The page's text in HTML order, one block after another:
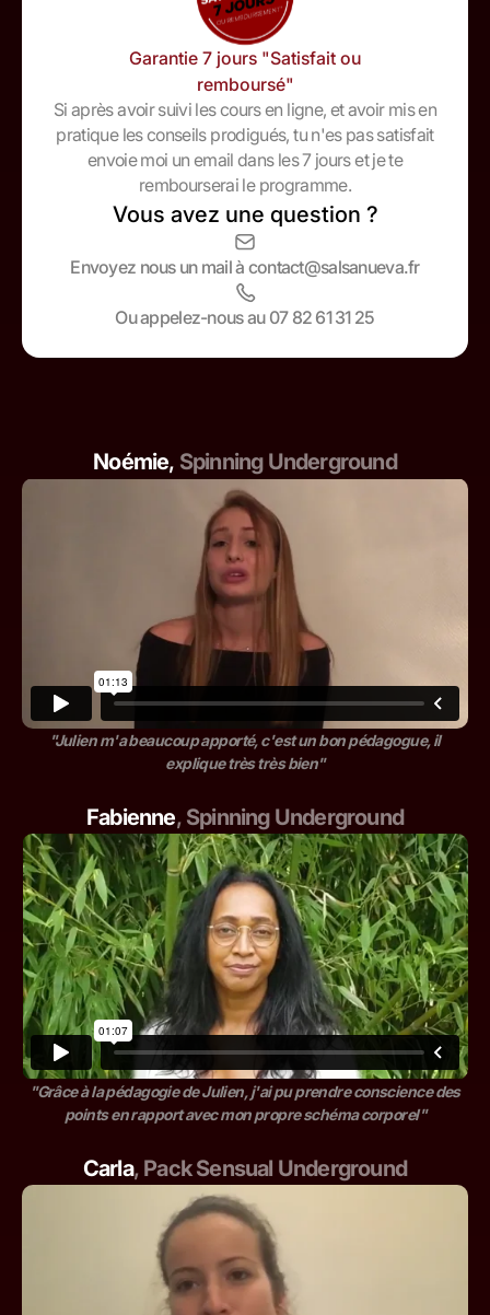
Garantie 7 jours "Satisfait ou
remboursé"
Si après avoir suivi les cours en ligne, et avoir mis en
pratique les conseils prodigués, tu n'es pas satisfait
envoie moi un email dans les 7 jours et je te
rembourserai le programme.
Vous avez une question ?
Envoyez nous un mail à contact@salsanueva.fr
Ou appelez-nous au 07 82 61 31 25
Noémie, Spinning Underground
"Julien m'a beaucoup apporté, c'est un bon pédagogue, il
explique très très bien"
Fabienne, Spinning Underground
"Grâce à la pédagogie de Julien, j'ai pu prendre conscience des
points en rapport avec mon propre schéma corporel"
Carla, Pack Sensual Underground